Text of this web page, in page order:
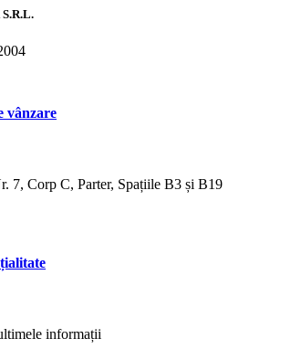
vânzare
7, Corp C, Parter, Spațiile B3 și B19
informații